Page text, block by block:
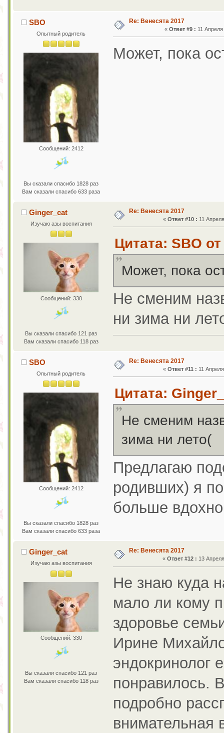
SBO
Опытный родитель
Сообщений: 2412
Вы сказали спасибо 1828 раз
Вам сказали спасибо 633 раза
Re: Венесята 2017
« Ответ #9 : 11
Может, пока
Ginger_cat
Изучаю азы воспитания
Сообщений: 330
Вы сказали спасибо 121 раз
Вам сказали спасибо 118 раз
Re: Венесята 2017
« Ответ #10 : 11
Цитата: SBO
Может, пока
Не сменим
ни зима ни
SBO
Опытный родитель
Сообщений: 2412
Вы сказали спасибо 1828 раз
Вам сказали спасибо 633 раза
Re: Венесята 2017
«Ответ #11 : 11
Цитата:
Не сменим
зима ни лето(
Предлагаю
родивших) я
больше
Ginger_cat
Изучаю азы воспитания
Сообщений: 330
Вы сказали спасибо 121 раз
Вам сказали спасибо 118 раз
Re: Венесята 2017
«Ответ #12 : 13
Не знаю куда
мало ли кому
здоровье
Ирине
эндокринолог
понравилось.
подробно
внимательная